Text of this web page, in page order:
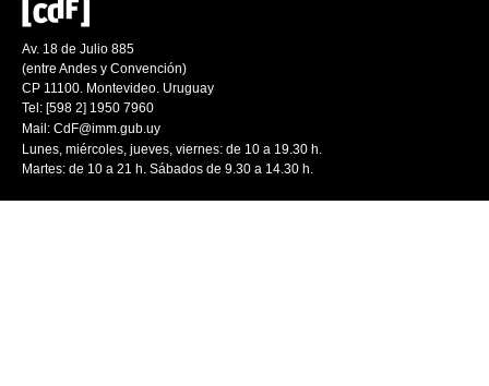
Av. 18 de Julio 885
(entre Andes y Convención)
CP 11100. Montevideo. Uruguay
Tel: [598 2] 1950 7960
Mail: CdF@imm.gub.uy
Lunes, miércoles, jueves, viernes: de 10 a 19.30 h.
Martes: de 10 a 21 h. Sábados de 9.30 a 14.30 h.